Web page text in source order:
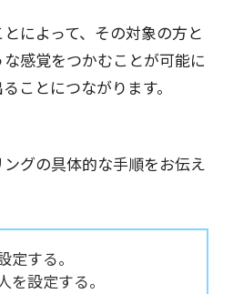
によって、その対象の方と
感覚をつかむことが可能に
ことにつながります。
グの具体的な手順をお伝え
定する。
を設定する。